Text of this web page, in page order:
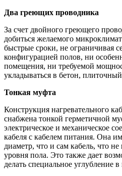
Два греющих проводника
За счет двойного греющего
добиться желаемого
быстрые сроки, не ограничивая
конфигурацией полов, ни
помещения, ни требуемой
укладываться в бетон,
Тонкая муфта
Конструкция нагревательного
снабжена тонкой герметичной
электрическое и механическое
кабеля с кабелем питания. Она
диаметр, что и сам кабель, что
уровня пола. Это также дает
делать специальное углубление в